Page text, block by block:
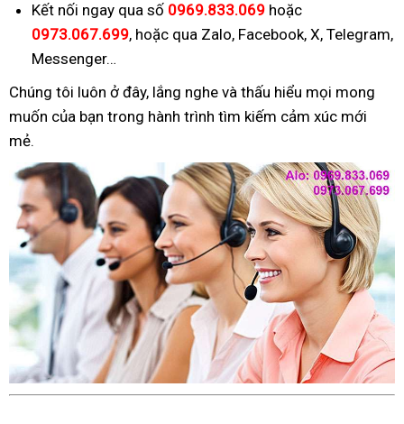
Kết nối ngay qua số 0969.833.069 hoặc
0973.067.699, hoặc qua Zalo, Facebook, X, Telegram,
Messenger…
Chúng tôi luôn ở đây, lắng nghe và thấu hiểu mọi mong
muốn của bạn trong hành trình tìm kiếm cảm xúc mới
mẻ.